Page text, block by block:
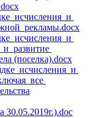
исчисления и
рекламы.docx
исчисления и
развитие
(поселка).docx
исчисления и
все
30.05.2019г.).doc